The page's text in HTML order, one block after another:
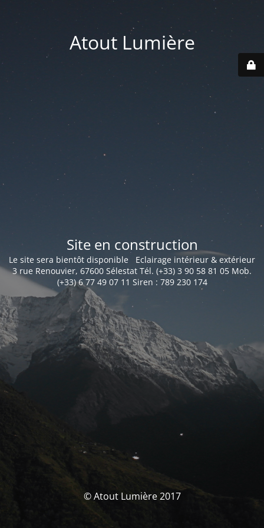
Atout Lumière
Site en construction
Le site sera bientôt disponible Eclairage intérieur & extérieur
3 rue Renouvier, 67600 Sélestat Tél. (+33) 3 90 58 81 05 Mob.
(+33) 6 77 49 07 11 Siren : 789 230 174
© Atout Lumière 2017